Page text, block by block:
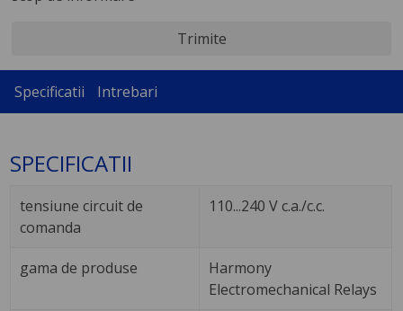
Trimite
Specificatii Intrebari
SPECIFICATII
tensiune circuit de
comanda
110...240 V c.a./c.c.
gama de produse
Harmony
Electromechanical Relays